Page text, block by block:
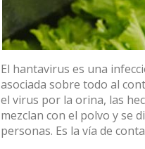
El hantavirus es una
asociada sobre todo al
el virus por la orina, las
mezclan con el polvo y se
personas. Es la vía de